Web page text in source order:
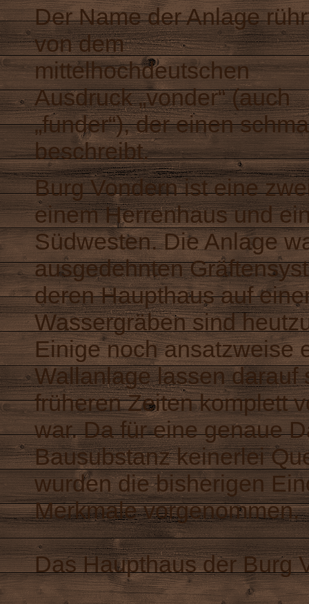
Der Name der Anlage
von dem
mittelhochdeutschen
Ausdruck „vonder“ (auch
„funder“), der einen
beschreibt.
Burg Vondern ist eine
einem Herrenhaus und
Südwesten. Die Anlage
ausgedehnten
deren Haupthaus auf
Wassergräben sind
Einige noch ansatzweise
Wallanlage lassen
früheren Zeiten komplett
war. Da für eine genaue
Bausubstanz keinerlei
wurden die bisherigen
Merkmale vorgenommen.
Das Haupthaus der Burg